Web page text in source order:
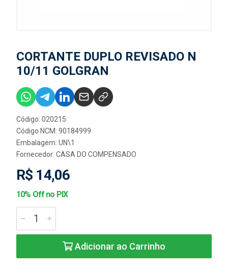
CORTANTE DUPLO REVISADO N
10/11 GOLGRAN
Código: 020215
Código NCM: 90184999
Embalagem: UN\1
Fornecedor: CASA DO COMPENSADO
R$ 14,06
10% Off no PIX
Adicionar ao Carrinho